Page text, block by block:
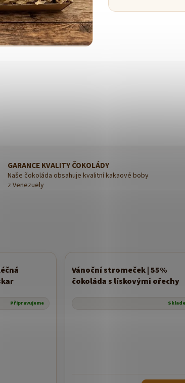
GARANCE KVALITY ČOKOLÁDY
Naše čokoláda obsahuje kvalitní kakaové boby
z Venezuely
Připravujeme
Vánoční stromeček | 55%
čokoláda s lískovými ořechy